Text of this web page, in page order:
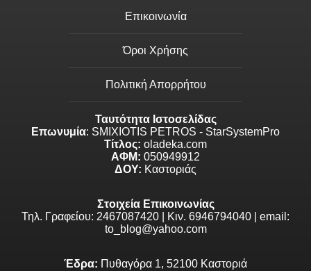
Επικοινωνία
Όροι Χρήσης
Πολιτική Απορρήτου
Ταυτότητα Ιστοσελίδας
Επωνυμία: SMIXIOTIS PETROS - StarSystemPro
Τίτλος: oladeka.com
ΑΦΜ: 050949912
ΔΟΥ: Καστοριάς
Στοιχεία Επικοινωνίας
Τηλ. Γραφείου: 2467087420 | Κιν. 6946794040 | email:
to_blog@yahoo.com
Έδρα: Πυθαγόρα 1, 52100 Καστοριά